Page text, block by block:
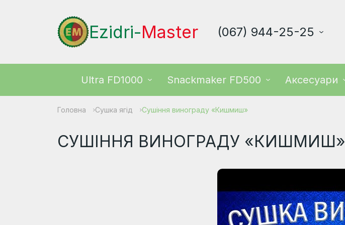
Ezidri-Master (067) 944-25-25
Ultra FD1000 Snackmaker FD500 Аксесуари
Головна Сушка ягід Сушіння винограду «Кишмиш»
СУШІННЯ ВИНОГРАДУ «КИШМИШ»